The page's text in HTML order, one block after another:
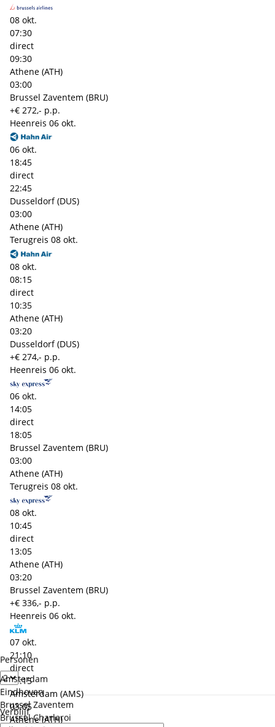
Personen
Verblijf
Amsterdam
Eindhoven
Brussel Zaventem
Brussel Charleroi
08 okt.
07:30
direct
09:30
Athene (ATH)
03:00
Brussel Zaventem (BRU)
+€ 272,- p.p.
Heenreis 06 okt.
06 okt.
18:45
direct
22:45
Dusseldorf (DUS)
03:00
Athene (ATH)
Terugreis 08 okt.
08 okt.
08:15
direct
10:35
Athene (ATH)
03:20
Dusseldorf (DUS)
+€ 274,- p.p.
Heenreis 06 okt.
06 okt.
14:05
direct
18:05
Brussel Zaventem (BRU)
03:00
Athene (ATH)
Terugreis 08 okt.
08 okt.
10:45
direct
13:05
Athene (ATH)
03:20
Brussel Zaventem (BRU)
+€ 336,- p.p.
Heenreis 06 okt.
07 okt.
21:10
direct
01:15
Amsterdam (AMS)
03:05
Athene (ATH)